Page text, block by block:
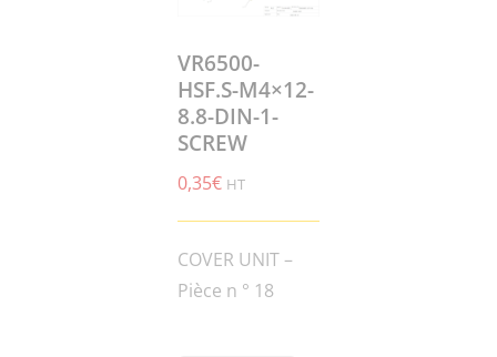
Surfaçage et rectification des sols
VR6500-
HSF.S-M4×12-
8.8-DIN-1-
SCREW
0,35€ HT
COVER UNIT –
Pièce n ° 18